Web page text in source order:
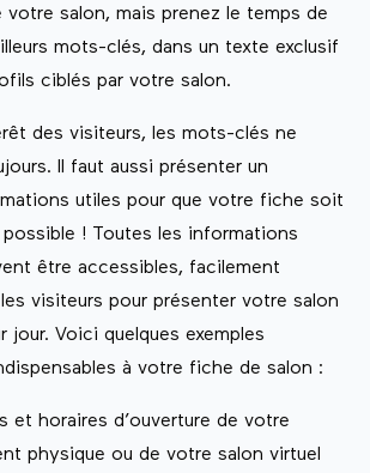
votre salon, mais prenez le temps de
mots-clés, dans un texte exclusif
ciblés par votre salon.
des visiteurs, les mots-clés ne
Il faut aussi présenter un
utiles pour que votre fiche soit
possible ! Toutes les informations
être accessibles, facilement
visiteurs pour présenter votre salon
jour. Voici quelques exemples
à votre fiche de salon :
et horaires d’ouverture de votre
physique ou de votre salon virtuel